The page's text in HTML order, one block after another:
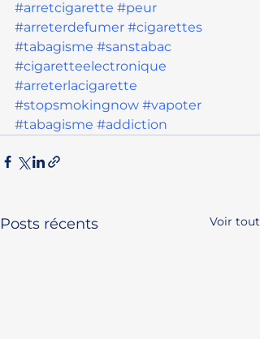
#arretcigarette #peur
#arreterdefumer #cigarettes
#tabagisme #sanstabac
#cigaretteelectronique
#arreterlacigarette
#stopsmokingnow #vapoter
#tabagisme #addiction
Posts récents Voir tout